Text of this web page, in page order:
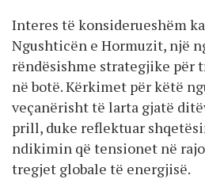
Interes të konsiderueshëm
Ngushticën e Hormuzit, një
rëndësishme strategjike për
në botë. Kërkimet për këtë
veçanërisht të larta gjatë
prill, duke reflektuar
ndikimin që tensionet në
tregjet globale të energjisë.